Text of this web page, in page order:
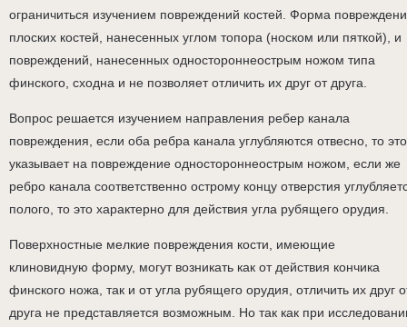
ограничиться изучением повреждений костей. Форма
плоских костей, нанесенных углом топора (носком или пяткой), и
повреждений, нанесенных одностороннеострым ножом типа
финского, сходна и не позволяет отличить их друг от друга.
Вопрос решается изучением направления ребер канала
повреждения, если оба ребра канала углубляются отвесно, то это
указывает на повреждение одностороннеострым ножом, если же
ребро канала соответственно острому концу отверстия
полого, то это характерно для действия угла рубящего орудия.
Поверхностные мелкие повреждения кости, имеющие
клиновидную форму, могут возникать как от действия кончика
финского ножа, так и от угла рубящего орудия, отличить их друг
друга не представляется возможным. Но так как при